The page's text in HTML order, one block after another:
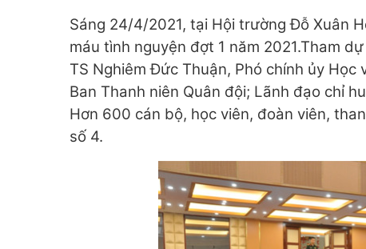
Sáng 24/4/2021, tại Hội trường Đỗ Xuân
máu tình nguyện đợt 1 năm 2021.Tham
TS Nghiêm Đức Thuận, Phó chính ủy
Ban Thanh niên Quân đội; Lãnh đạo chỉ
Hơn 600 cán bộ, học viên, đoàn viên,
số 4.